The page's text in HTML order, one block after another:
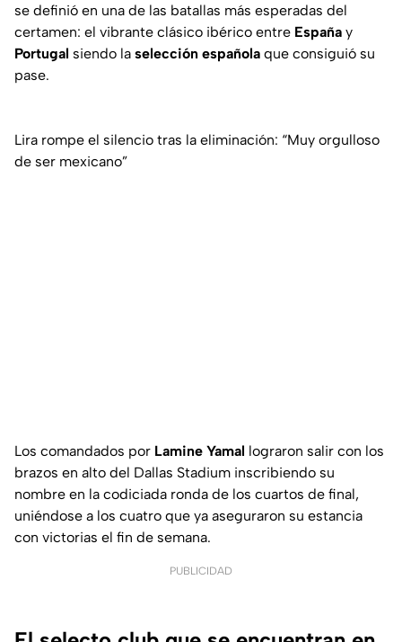
se definió en una de las batallas más esperadas del
certamen: el vibrante clásico ibérico entre España y
Portugal siendo la selección española que consiguió su
pase.
Lira rompe el silencio tras la eliminación: “Muy orgulloso
de ser mexicano”
Los comandados por Lamine Yamal lograron salir con los
brazos en alto del Dallas Stadium inscribiendo su
nombre en la codiciada ronda de los cuartos de final,
uniéndose a los cuatro que ya aseguraron su estancia
con victorias el fin de semana.
PUBLICIDAD